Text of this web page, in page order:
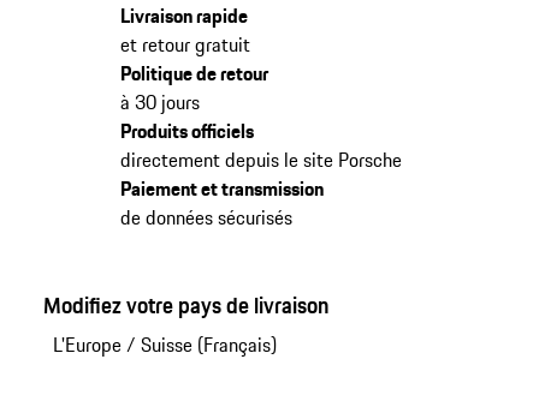
Livraison rapide
et retour gratuit
Politique de retour
à 30 jours
Produits officiels
directement depuis le site Porsche
Paiement et transmission
de données sécurisés
Modifiez votre pays de livraison
L'Europe/ Suisse (Français)